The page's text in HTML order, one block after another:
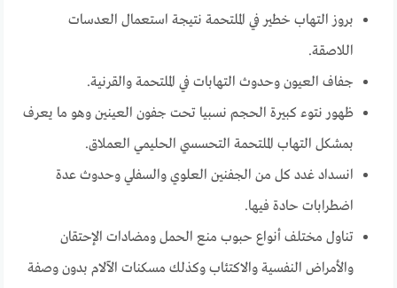
بروز التهاب خطير في الملتحمة نتيجة استعمال العدسات
اللاصقة.
جفاف العيون وحدوث التهابات في الملتحمة والقرنية.
ظهور نتوء كبيرة الحجم نسبيا تحت جفون العينين وهو ما يعرف
بمشكل التهاب الملتحمة التحسسي الحليمي العملاق.
انسداد غدد كل من الجفنين العلوي والسفلي وحدوث عدة
اضطرابات حادة فيها.
تناول مختلف أنواع حبوب منع الحمل ومضادات الإحتقان
والأمراض النفسية والاكتئاب وكذلك مسكنات الآلام بدون وصفة